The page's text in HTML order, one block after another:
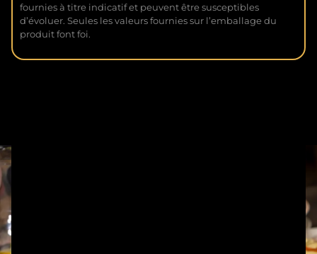
fournies à titre indicatif et peuvent être susceptibles
d’évoluer. Seules les valeurs fournies sur l’emballage du
produit font foi.